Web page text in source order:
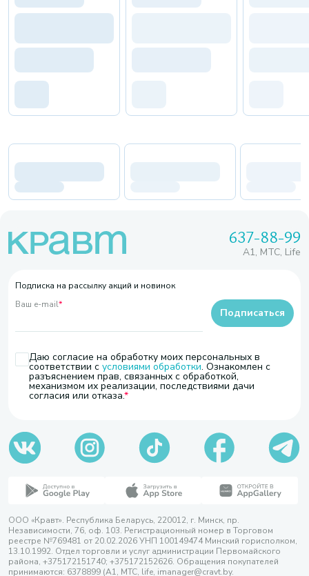
637-88-99
A1, МТС, Life
Подписка на рассылку акций и новинок
Ваш e-mail*
Даю согласие на обработку моих персональных в
соответствии с условиями обработки. Ознакомлен с
разъяснением прав, связанных с обработкой,
механизмом их реализации, последствиями дачи
согласия или отказа.
Подписаться
ООО «Кравт». Республика Беларусь, 220012, г. Минск, пр.
Независимости, 76, оф. 103. Регистрационный номер в Торговом
реестре №769481 от 20.02.2026 УНП 100149474 Минский горисполком,
13.10.1992. Отдел торговли и услуг администрации Первомайского
района, +375172151740; +375172152626. Обращения покупателей
принимаются: 6378899 (А1, МТС, life, imanager@cravt.by.